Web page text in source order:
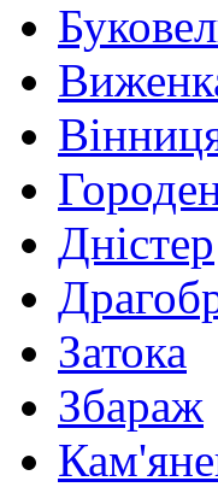
Дністер
Затока
Збараж